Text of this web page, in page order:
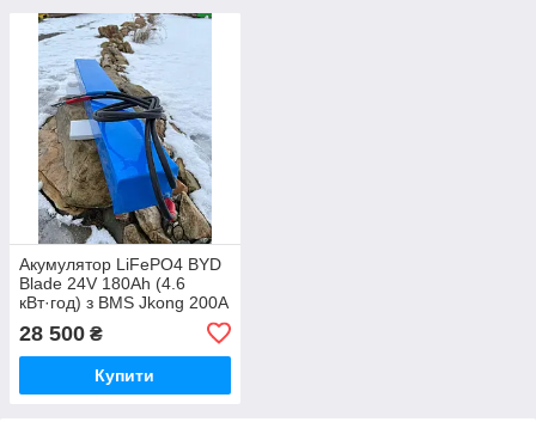
Акумулятор LiFePO4 BYD
Blade 24V 180Ah (4.6
кВт·год) з BMS Jkong 200A
28 500 ₴
Купити